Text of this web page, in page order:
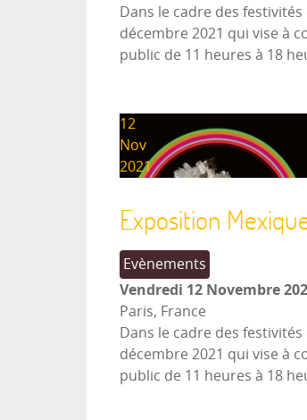
Dans le cadre des
décembre 2021 qui vise à
public de 11 heures à 18
12
Nov
2021
Exposition
Evènements
Vendredi 12 Novembre
Paris, France
Dans le cadre des
décembre 2021 qui vise à
public de 11 heures à 18